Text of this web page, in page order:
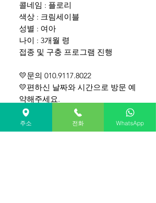
콜네임 : 플로리
색상 : 크림세이블
성별 : 여아
나이 : 3개월 령
접종 및 구충 프로그램 진행
💛문의 010.9117.8022
💛편하신 날짜와 시간으로 방문 예
약해주세요.
Golden Castle's pomeranian for
sale(South KOREA)
주소 전화 WhatsApp